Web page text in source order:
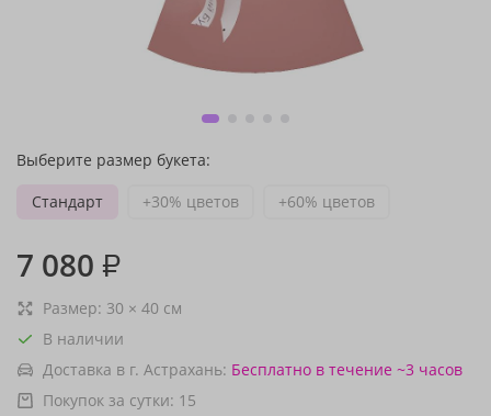
Выберите размер букета:
Стандарт
+30% цветов +60% цветов
7 080 ₽
Размер: 30 × 40 см
В наличии
Доставка в г. Астрахань: Бесплатно в течение ~3 часов
Покупок за сутки: 15